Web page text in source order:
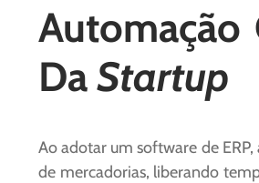
Automação
DaStartup
Ao adotar um software de ERP,
de mercadorias, liberando